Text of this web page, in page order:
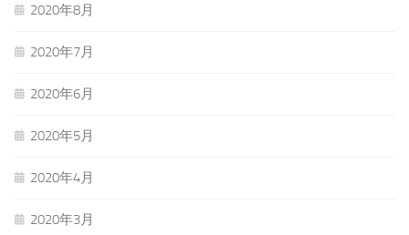
2020年8月
2020年7月
2020年6月
2020年5月
2020年4月
2020年3月